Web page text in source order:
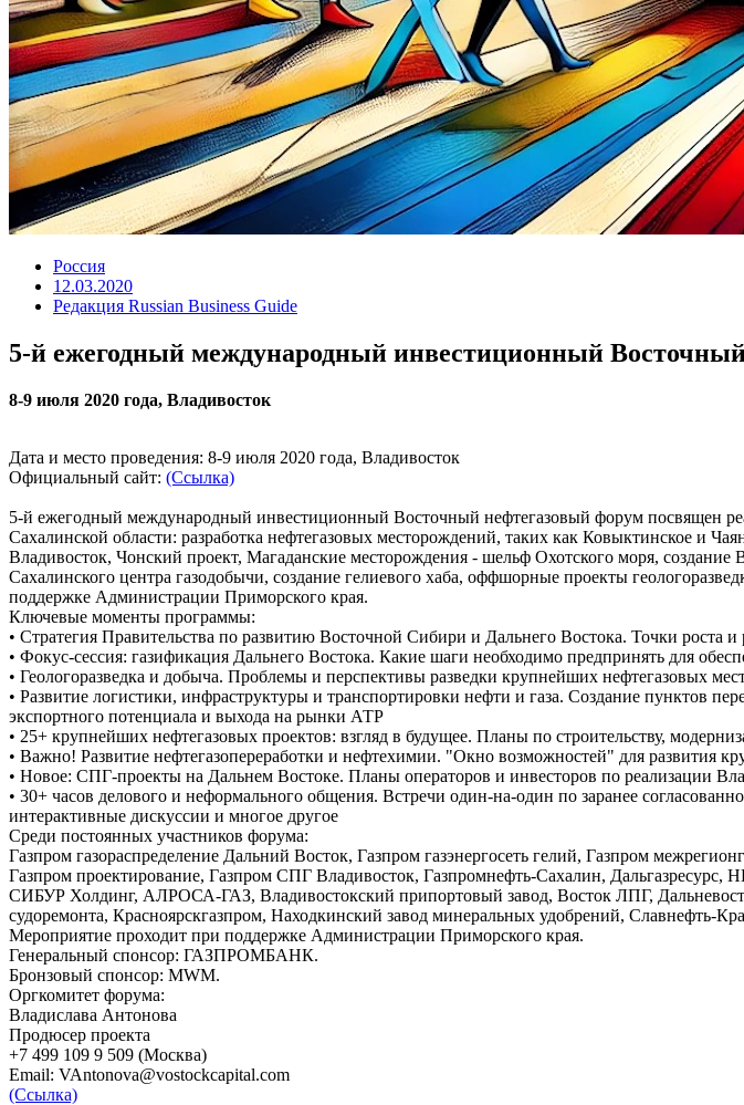
Россия
12.03.2020
Редакция Russian Business Guide
5-й ежегодный международный инвестиционный
8-9 июля 2020 года, Владивосток
Дата и место проведения: 8-9 июля 2020 года, Владивосток
Официальный сайт: (Ссылка)
5-й ежегодный международный инвестиционный Восточный нефтегазовый форум посвящен
Сахалинской области: разработка нефтегазовых месторождений, таких как Ковыктинское
Владивосток, Чонский проект, Магаданские месторождения - шельф Охотского моря, создание
Сахалинского центра газодобычи, создание гелиевого хаба, оффшорные проекты
поддержке Администрации Приморского края.
Ключевые моменты программы:
• Стратегия Правительства по развитию Восточной Сибири и Дальнего Востока. Точки роста и
• Фокус-сессия: газификация Дальнего Востока. Какие шаги необходимо предпринять для
• Геологоразведка и добыча. Проблемы и перспективы разведки крупнейших нефтегазовых
• Развитие логистики, инфраструктуры и транспортировки нефти и газа. Создание пунктов
экспортного потенциала и выхода на рынки АТР
• 25+ крупнейших нефтегазовых проектов: взгляд в будущее. Планы по строительству,
• Важно! Развитие нефтегазопереработки и нефтехимии. "Окно возможностей" для развития
• Новое: СПГ-проекты на Дальнем Востоке. Планы операторов и инвесторов по реализации
• 30+ часов делового и неформального общения. Встречи один-на-один по заранее
интерактивные дискуссии и многое другое
Среди постоянных участников форума:
Газпром газораспределение Дальний Восток, Газпром газэнергосеть гелий, Газпром
Газпром проектирование, Газпром СПГ Владивосток, Газпромнефть-Сахалин,
СИБУР Холдинг, АЛРОСА-ГАЗ, Владивостокский припортовый завод, Восток ЛПГ,
судоремонта, Красноярскгазпром, Находкинский завод минеральных удобрений, Славнефть-
Мероприятие проходит при поддержке Администрации Приморского края.
Генеральный спонсор: ГАЗПРОМБАНК.
Бронзовый спонсор: MWM.
Оргкомитет форума:
Владислава Антонова
Продюсер проекта
+7 499 109 9 509 (Москва)
Email: VAntonova@vostockcapital.com
(Ссылка)